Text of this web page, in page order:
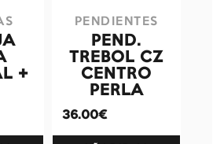
+
PENDIENTES
PEND.
TREBOL CZ
CENTRO
PERLA
36.00€